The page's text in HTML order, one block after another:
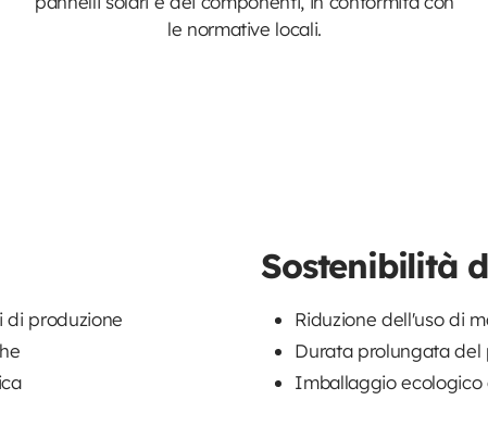
le normative locali.
di produzione
Sostenibilità
Riduzione dell'uso di
Durata prolungata del
Imballaggio ecologico